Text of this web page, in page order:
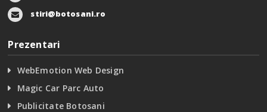
stiri@botosani.ro
Prezentari
WebEmotion Web Design
Magic Car Parc Auto
Publicitate Botosani